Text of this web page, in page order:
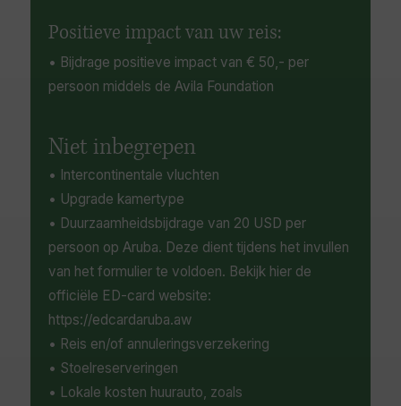
Positieve impact van uw reis:
• Bijdrage positieve impact van € 50,- per
persoon middels de Avila Foundation
Niet inbegrepen
• Intercontinentale vluchten
• Upgrade kamertype
• Duurzaamheidsbijdrage van 20 USD per
persoon op Aruba. Deze dient tijdens het invullen
van het formulier te voldoen. Bekijk hier de
officiële ED-card website:
https://edcardaruba.aw
• Reis en/of annuleringsverzekering
• Stoelreserveringen
• Lokale kosten huurauto, zoals